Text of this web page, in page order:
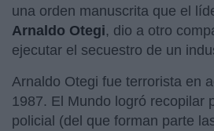
una orden manuscrita que el
Arnaldo Otegi, dio a otro
ejecutar el secuestro de un
Arnaldo Otegi fue terrorista en
1987. El Mundo logró recopilar
policial (del que forman parte